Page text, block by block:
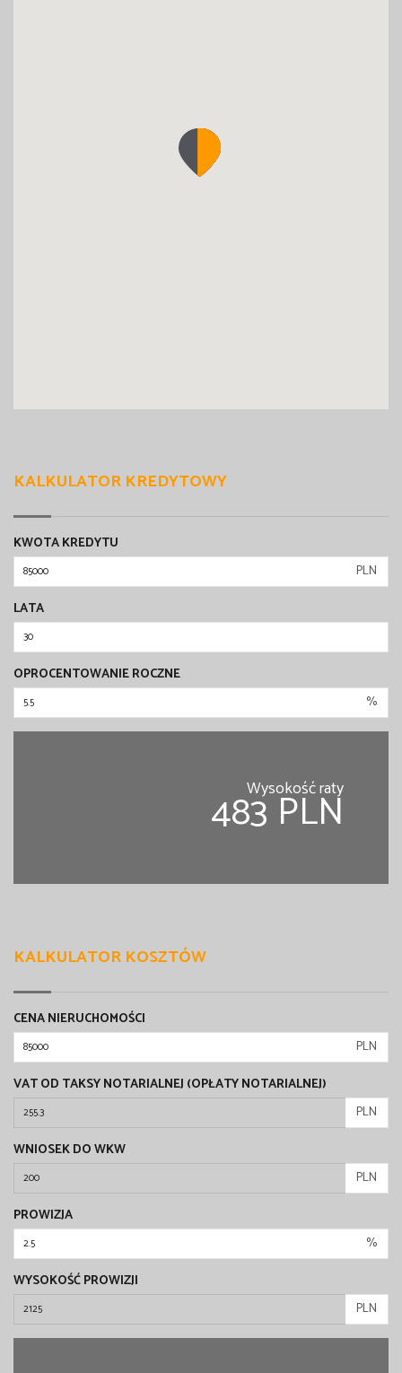
KALKULATOR KREDYTOWY
KWOTA KREDYTU
PLN
LATA
OPROCENTOWANIE ROCZNE
%
Wysokość raty
483 PLN
KALKULATOR KOSZTÓW
CENA NIERUCHOMOŚCI
PLN
VAT OD TAKSY NOTARIALNEJ (OPŁATY NOTARIALNEJ)
PLN
WNIOSEK DO WKW
PLN
PROWIZJA
%
WYSOKOŚĆ PROWIZJI
PLN